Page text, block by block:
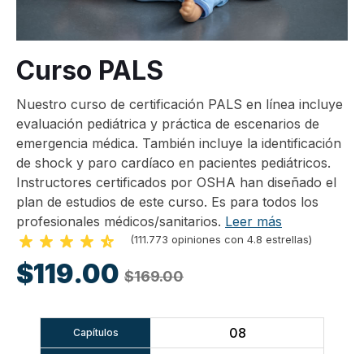
Curso PALS
Nuestro curso de certificación PALS en línea incluye
evaluación pediátrica y práctica de escenarios de
emergencia médica. También incluye la identificación
de shock y paro cardíaco en pacientes pediátricos.
Instructores certificados por OSHA han diseñado el
plan de estudios de este curso. Es para todos los
profesionales médicos/sanitarios. Leer más
(111.773 opiniones con 4.8 estrellas)
$119.00 $169.00
Capítulos 08